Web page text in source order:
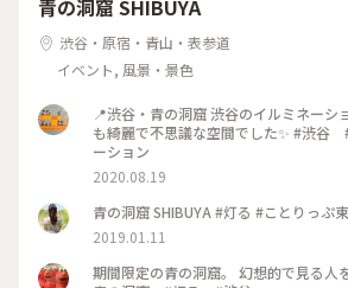
青の洞窟 SHIBUYA
渋谷・原宿・青山・表参道
イベント, 風景・景色
📍渋谷・青の洞窟 渋谷のイルミネーション、青の洞窟。とって
も綺麗で不思議な空間でした✨ #渋谷 #青の洞窟 #イルミネ
ーション
2020.08.19
青の洞窟 SHIBUYA #灯る #ことりっ
2019.01.11
期間限定の青の洞窟。 幻想的で見る人